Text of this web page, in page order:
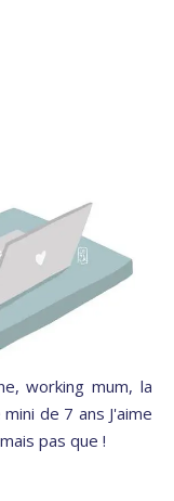
working mum, la
de 7 ans J'aime
pas que !